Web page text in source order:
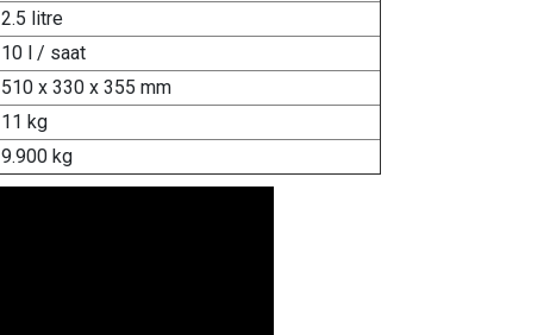
2.5 litre
10 l / saat
510 x 330 x 355 mm
11 kg
9.900 kg